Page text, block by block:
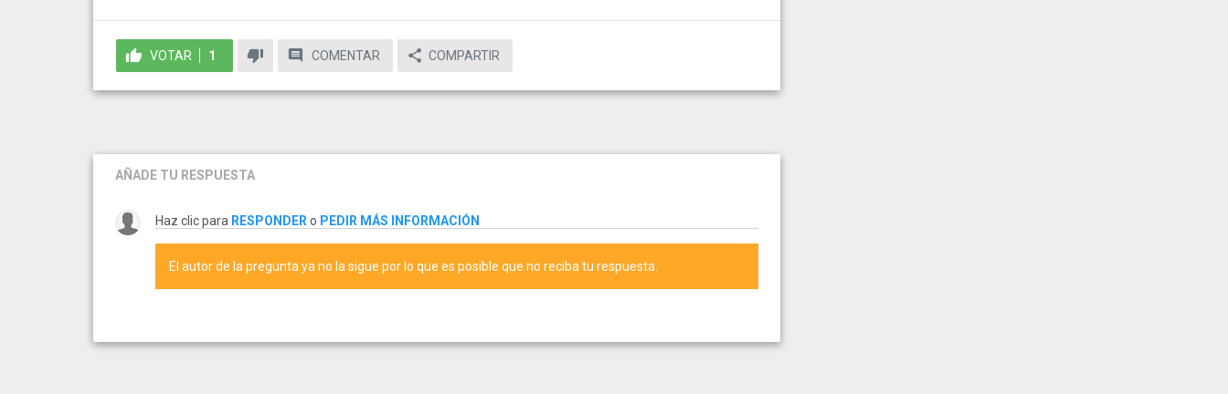
VOTAR 1 COMENTAR COMPARTIR
AÑADE TU RESPUESTA
Haz clic para RESPONDER o PEDIR MÁS INFORMACIÓN
El autor de la pregunta ya no la sigue por lo que es posible que no reciba tu respuesta.